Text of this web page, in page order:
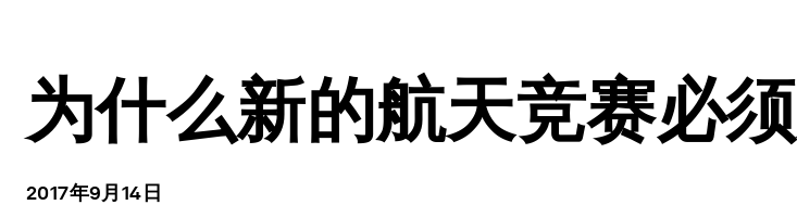
为什么新的航天竞赛必
2017年9月14日